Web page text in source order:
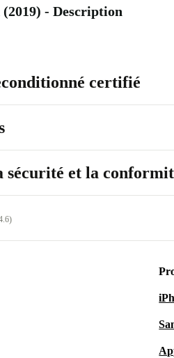
- Description
certifié
sécurité et la